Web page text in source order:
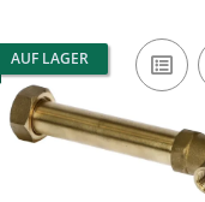
AUF LAGER